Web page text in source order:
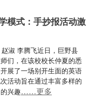
模式：手抄报活动激
淑 李腾飞近日，巨野县
们，在该校校长仲夏的悉
展了一场别开生面的英语
活动旨在通过丰富多样的
兴趣……更多